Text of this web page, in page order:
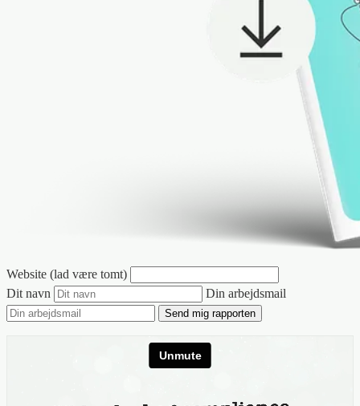
Website (lad være tomt)
Dit navn
Din arbejdsmail
Send mig rapporten